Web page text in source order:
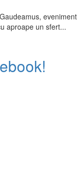
eveniment
aproape un sfert...